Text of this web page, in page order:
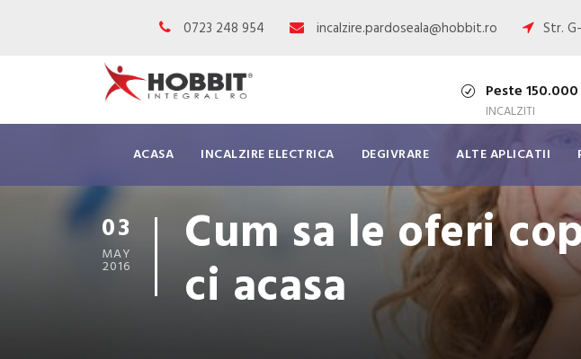
0723 248 954 incalzire.pardoseala@hobbit.ro Str.
Peste 150.000
INCALZITI
ACASA INCALZIRE ELECTRICA DEGIVRARE ALTE APLICATII
03
MAY
2016 Cum sa le oferi
ci acasa